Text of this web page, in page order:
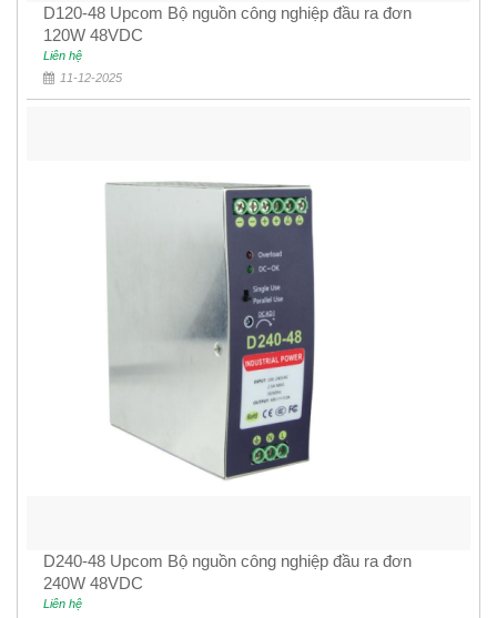
D120-48 Upcom Bộ nguồn công nghiệp đầu ra đơn
120W 48VDC
Liên hệ
11-12-2025
D240-48 Upcom Bộ nguồn công nghiệp đầu ra đơn
240W 48VDC
Liên hệ